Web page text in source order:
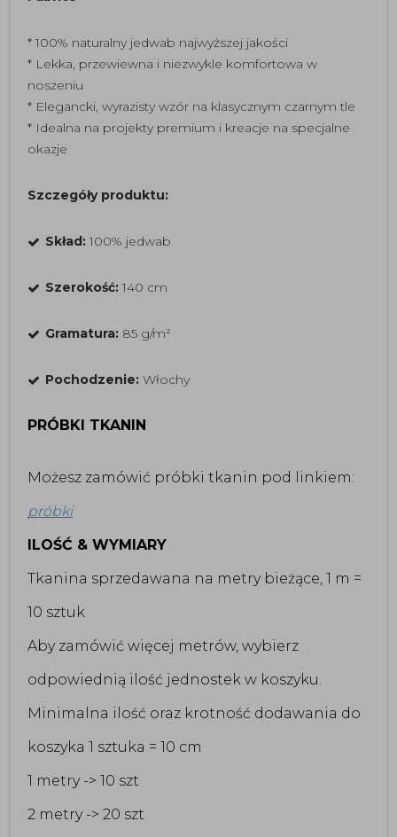
* 100% naturalny jedwab najwyższej jakości
* Lekka, przewiewna i niezwykle komfortowa w
noszeniu
* Elegancki, wyrazisty wzór na klasycznym czarnym tle
* Idealna na projekty premium i kreacje na specjalne
okazje
Szczegóły produktu:
Skład: 100% jedwab
Szerokość: 140 cm
Gramatura: 85 g/m²
Pochodzenie: Włochy
PRÓBKI TKANIN
Możesz zamówić próbki tkanin pod linkiem:
próbki
ILOŚĆ & WYMIARY
Tkanina sprzedawana na metry bieżące, 1 m =
10 sztuk
Aby zamówić więcej metrów, wybierz
odpowiednią ilość jednostek w koszyku.
Minimalna ilość oraz krotność dodawania do
koszyka 1 sztuka = 10 cm
1 metry -> 10 szt
2 metry -> 20 szt